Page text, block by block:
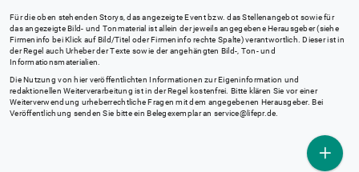
Für die oben stehenden Storys, das angezeigte Event bzw. das Stellenangebot sowie für
das angezeigte Bild- und Tonmaterial ist allein der jeweils angegebene Herausgeber (siehe
Firmeninfo bei Klick auf Bild/Titel oder Firmeninfo rechte Spalte) verantwortlich. Dieser ist in
der Regel auch Urheber der Texte sowie der angehängten Bild-, Ton- und
Informationsmaterialien.
Die Nutzung von hier veröffentlichten Informationen zur Eigeninformation und
redaktionellen Weiterverarbeitung ist in der Regel kostenfrei. Bitte klären Sie vor einer
Weiterverwendung urheberrechtliche Fragen mit dem angegebenen Herausgeber. Bei
Veröffentlichung senden Sie bitte ein Belegexemplar an service@lifepr.de